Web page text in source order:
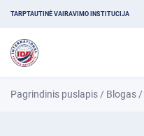
TARPTAUTINĖ VAIRAVIMO INSTITUCIJA
Pagrindinis puslapis / Blogas /